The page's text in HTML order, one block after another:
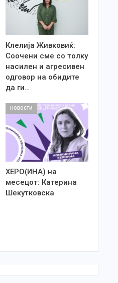
Клелија Живковиќ:
Соочени сме со толку
насилен и агресивен
одговор на обидите
да ги…
НОВОСТИ
ХЕРО(ИНА) на
месецот: Катерина
Шекутковска